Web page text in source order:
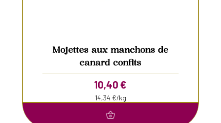
Mojettes aux manchons de
canard confits
10,40€
14,34 €/kg